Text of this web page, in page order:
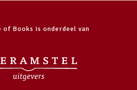
of Books is onderdeel van